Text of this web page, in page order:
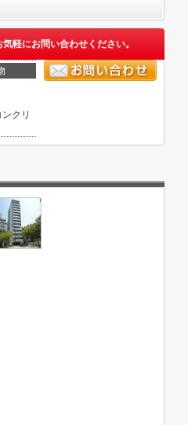
軽にお問い合わせください。
クリ